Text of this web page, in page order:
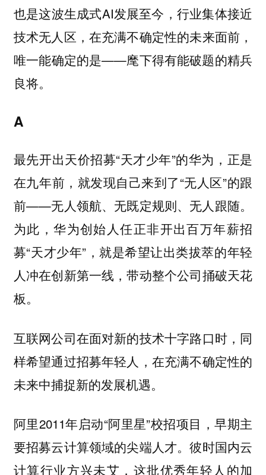
也是这波生成式AI发展至今，行业集体接近
技术无人区，在充满不确定性的未来面前，
唯一能确定的是——麾下得有能破题的精兵
良将。
A
最先开出天价招募“天才少年”的华为，正是
在九年前，就发现自己来到了“无人区”的跟
前——无人领航、无既定规则、无人跟随。
为此，华为创始人任正非开出百万年薪招
募“天才少年”，就是希望让出类拔萃的年轻
人冲在创新第一线，带动整个公司捅破天花
板。
互联网公司在面对新的技术十字路口时，同
样希望通过招募年轻人，在充满不确定性的
未来中捕捉新的发展机遇。
阿里2011年启动“阿里星”校招项目，早期主
要招募云计算领域的尖端人才。彼时国内云
计算行业方兴未艾，这批优秀年轻人的加